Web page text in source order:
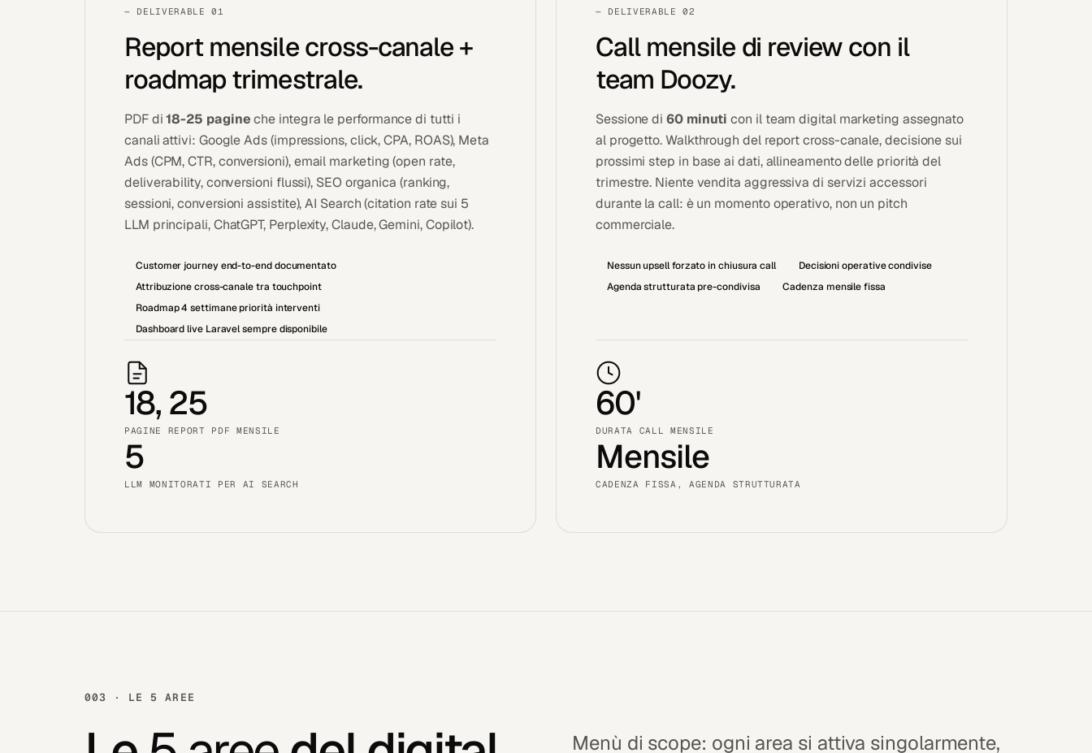
— DELIVERABLE 01
Report mensile cross-canale +
roadmap trimestrale.
PDF di18-25 pagineche integra le performance di tutti i
canali attivi: Google Ads (impressions, click, CPA, ROAS), Meta
Ads (CPM, CTR, conversioni), email marketing (open rate,
deliverability, conversioni flussi), SEO organica (ranking,
sessioni, conversioni assistite), AI Search (citation rate sui 5
LLM principali, ChatGPT, Perplexity, Claude, Gemini, Copilot).
Customer journey end-to-end documentato
Attribuzione cross-canale tra touchpoint
Roadmap 4 settimane priorità interventi
Dashboard live Laravel sempre disponibile
18, 25
PAGINE REPORT PDF MENSILE
5
LLM MONITORATI PER AI SEARCH
— DELIVERABLE 02
Call mensile di review con il
team Doozy.
Sessione di60 minuti con il team digital marketing assegnato
al progetto. Walkthrough del report cross-canale, decisione sui
prossimi step in base ai dati, allineamento delle priorità del
trimestre. Niente vendita aggressiva di servizi accessori
durante la call: è un momento operativo, non un pitch
commerciale.
Nessun upsell forzato in chiusura call
Decisioni operative condivise
Agenda strutturata pre-condivisa
Cadenza mensile fissa
60'
DURATA CALL MENSILE
Mensile
CADENZA FISSA, AGENDA STRUTTURATA
003 · LE 5 AREE
Menù di scope: ogni area si attiva singolarmente,